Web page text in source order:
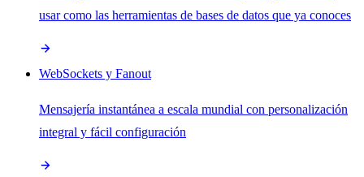
usar como las herramientas de bases de datos que ya conoces
WebSockets y Fanout
Mensajería instantánea a escala mundial con personalización
integral y fácil configuración